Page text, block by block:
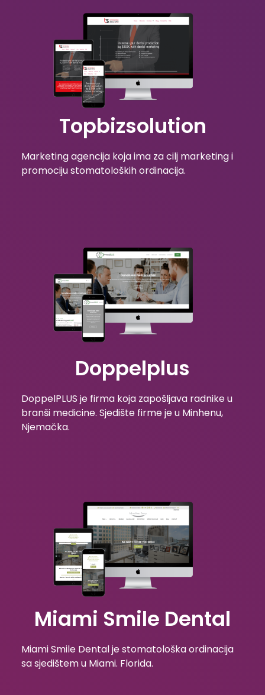
Topbizsolution
Marketing agencija koja ima za cilj marketing i
promociju stomatoloških ordinacija.
Doppelplus
DoppelPLUS je firma koja zapošljava radnike u
branši medicine. Sjedište firme je u Minhenu,
Njemačka.
Miami Smile Dental
Miami Smile Dental je stomatološka ordinacija
sa sjedištem u Miami. Florida.